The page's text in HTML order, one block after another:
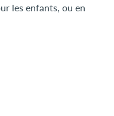
les enfants, ou en